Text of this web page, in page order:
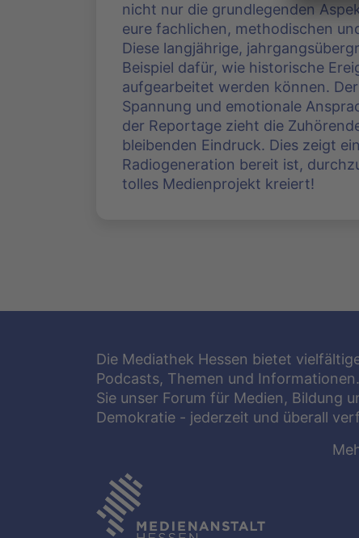
nicht nur die grundlegenden
eure fachlichen, methodischen
Diese langjährige,
Beispiel dafür, wie historische
aufgearbeitet werden können.
Spannung und emotionale
der Reportage zieht die
bleibenden Eindruck. Dies zeigt
Radiogeneration bereit ist,
tolles Medienprojekt kreiert!
Die Mediathek Hessen bietet
Podcasts, Themen und
Sie unser Forum für Medien, Bildung
Demokratie - jederzeit und überall